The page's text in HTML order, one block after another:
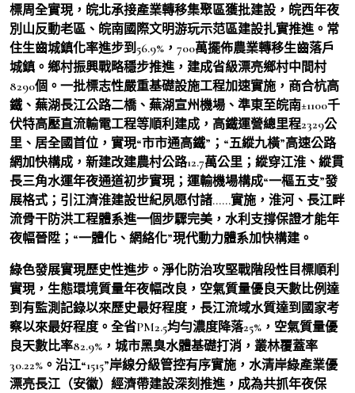
標周全實現，皖北承接產業轉移集聚區獲批建設，皖西年夜
別山反動老區、皖南國際文明游玩示范區建設扎實推進。常
住生齒城鎮化率進步到56.9%，700萬擺佈農業轉移生齒落戶
城鎮。鄉村振興戰略穩步推進，建成省級漂亮鄉村中間村
8290個。一批標志性嚴重基礎設施工程加速實施，商合杭高
鐵、蕪湖長江公路二橋、蕪湖宣州機場、準東至皖南±1100千
伏特高壓直流輸電工程等順利建成，高鐵運營總里程2329公
里、居全國首位，實現“市市通高鐵”；“五縱九橫”高速公路
網加快構成，新建改建農村公路12.7萬公里；縱穿江淮、縱貫
長三角水運年夜通道初步實現；運輸機場構成“一樞五支”發
展格式；引江濟淮建設世紀夙愿付諸……實施，淮河、長江畔
流骨干防洪工程體系進一個步驟完美，水利支撐保證才能年
夜幅晉陞；“一體化、網絡化”現代動力體系加快構建。
綠色發展實現歷史性進步。淨化防治攻堅戰階段性目標順利
實現，生態環境質量年夜幅改良，空氣質量優良天數比例達
到有監測記錄以來歷史最好程度，長江流域水質達到國家考
察以來最好程度。全省PM2.5均勻濃度降落25%，空氣質量優
良天數比率82.9%，城市黑臭水體基礎打消，叢林覆蓋率
30.22%。沿江“1515”岸線分級管控有序實施，水清岸綠產業優
漂亮長江（安徽）經濟帶建設深刻推進，成為共抓年夜保